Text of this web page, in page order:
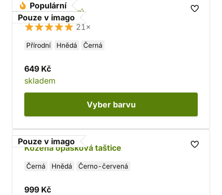
Populární
Pouze v imago
Opasek gotický
21×
Přírodní Hnědá Černá
649 Kč
skladem
Vyber barvu
Pouze v imago
Kožená opasková taštice
Černá Hnědá Černo-červená
999 Kč